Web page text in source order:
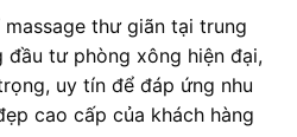
thư giãn tại trung
đầu tư phòng xông hiện đại,
uy tín để đáp ứng nhu
cao cấp của khách hàng